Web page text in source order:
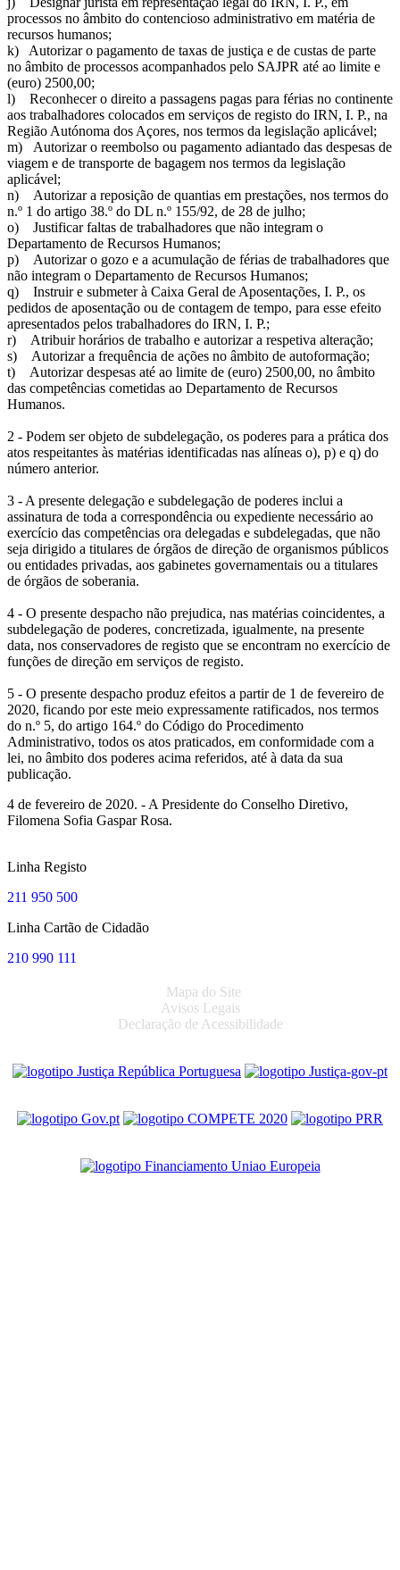
processos no âmbito do contencioso administrativo em matéria de
recursos humanos;
k) Autorizar o pagamento de taxas de justiça e de custas de parte
no âmbito de processos acompanhados pelo SAJPR até ao limite e
(euro) 2500,00;
l) Reconhecer o direito a passagens pagas para férias no continente
aos trabalhadores colocados em serviços de registo do IRN, I. P., na
Região Autónoma dos Açores, nos termos da legislação aplicável;
m) Autorizar o reembolso ou pagamento adiantado das despesas de
viagem e de transporte de bagagem nos termos da legislação
aplicável;
n) Autorizar a reposição de quantias em prestações, nos termos do
n.º 1 do artigo 38.º do DL n.º 155/92, de 28 de julho;
o) Justificar faltas de trabalhadores que não integram o
Departamento de Recursos Humanos;
p) Autorizar o gozo e a acumulação de férias de trabalhadores que
não integram o Departamento de Recursos Humanos;
q) Instruir e submeter à Caixa Geral de Aposentações, I. P., os
pedidos de aposentação ou de contagem de tempo, para esse efeito
apresentados pelos trabalhadores do IRN, I. P.;
r) Atribuir horários de trabalho e autorizar a respetiva alteração;
s) Autorizar a frequência de ações no âmbito de autoformação;
t) Autorizar despesas até ao limite de (euro) 2500,00, no âmbito
das competências cometidas ao Departamento de Recursos
Humanos.
2 - Podem ser objeto de subdelegação, os poderes para a prática dos
atos respeitantes às matérias identificadas nas alíneas o), p) e q) do
número anterior.
3 - A presente delegação e subdelegação de poderes inclui a
assinatura de toda a correspondência ou expediente necessário ao
exercício das competências ora delegadas e subdelegadas, que não
seja dirigido a titulares de órgãos de direção de organismos públicos
ou entidades privadas, aos gabinetes governamentais ou a titulares
de órgãos de soberania.
4 - O presente despacho não prejudica, nas matérias coincidentes, a
subdelegação de poderes, concretizada, igualmente, na presente
data, nos conservadores de registo que se encontram no exercício de
funções de direção em serviços de registo.
5 - O presente despacho produz efeitos a partir de 1 de fevereiro de
2020, ficando por este meio expressamente ratificados, nos termos
do n.º 5, do artigo 164.º do Código do Procedimento
Administrativo, todos os atos praticados, em conformidade com a
lei, no âmbito dos poderes acima referidos, até à data da sua
publicação.
4 de fevereiro de 2020. - A Presidente do Conselho Diretivo,
Filomena Sofia Gaspar Rosa.
Linha Registo
211 950 500
Linha Cartão de Cidadão
210 990 111
Mapa do Site
Avisos Legais
Declaração de Acessibilidade